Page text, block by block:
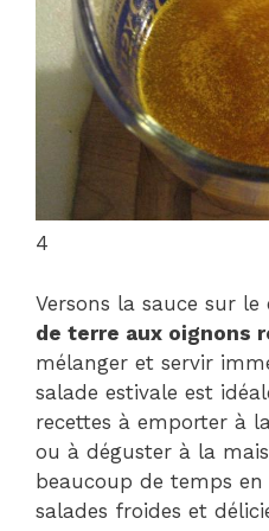
4
Versons la sauce sur le
de terre aux oignons
mélanger et servir
salade estivale est
recettes à emporter à
ou à déguster à la
beaucoup de temps en
salades froides et